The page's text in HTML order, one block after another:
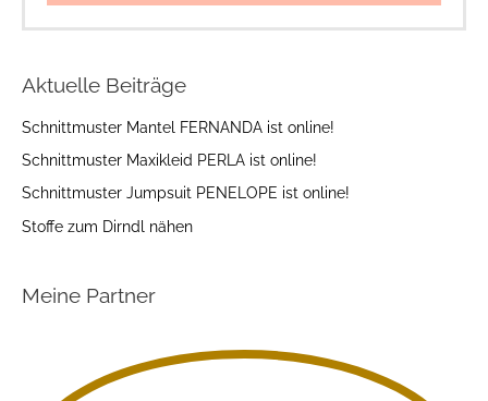
Aktuelle Beiträge
Schnittmuster Mantel FERNANDA ist online!
Schnittmuster Maxikleid PERLA ist online!
Schnittmuster Jumpsuit PENELOPE ist online!
Stoffe zum Dirndl nähen
Meine Partner